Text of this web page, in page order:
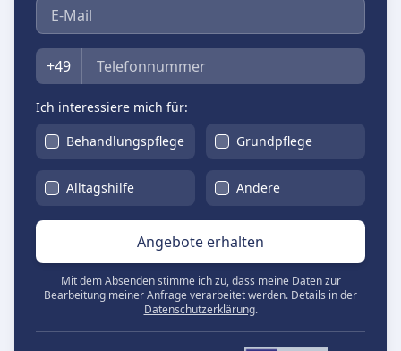
E-Mail
Telefon
+49
Ich interessiere mich für:
Behandlungspflege
Grundpflege
Alltagshilfe Andere
Angebote erhalten
Mit dem Absenden stimme ich zu, dass meine Daten zur
Bearbeitung meiner Anfrage verarbeitet werden. Details in der
Datenschutzerklärung.